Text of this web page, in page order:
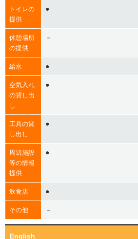
トイレの
提供
●
休憩場所
の提供
－
給水 ●
空気入れ
の貸し出
し
●
工具の貸
し出し
●
周辺施設
等の情報
提供
●
飲食店 ●
その他 －
English